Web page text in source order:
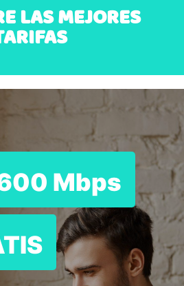
LAS MEJORES
Mbps